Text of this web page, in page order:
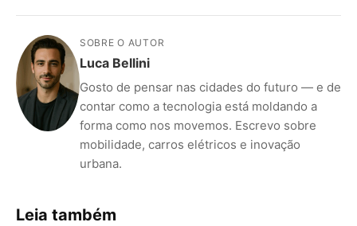
SOBRE O AUTOR
Luca Bellini
Gosto de pensar nas cidades do futuro — e de
contar como a tecnologia está moldando a
forma como nos movemos. Escrevo sobre
mobilidade, carros elétricos e inovação
urbana.
Leia também